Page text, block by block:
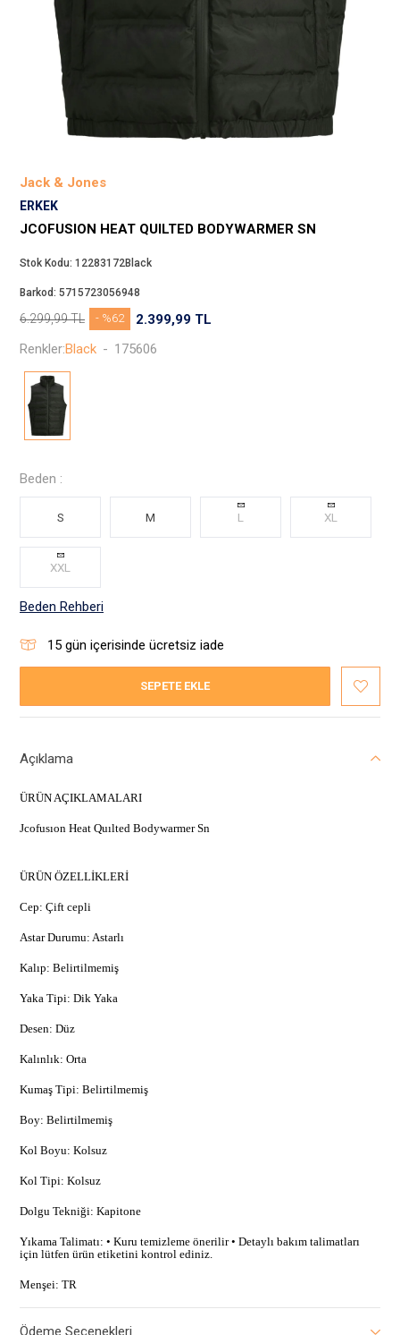
Jack & Jones
ERKEK
JCOFUSION HEAT QUILTED BODYWARMER SN
Stok Kodu: 12283172Black
Barkod: 5715723056948
6.299,99TL 2.399,99 TL
- %62
Beden Rehberi
Beden :
S M L XL
XXL
15 gün içerisinde ücretsiz iade
Renkler:Black - 175606
SEPETE EKLE
Açıklama
ÜRÜN AÇIKLAMALARI
Jcofusıon Heat Quılted Bodywarmer Sn
ÜRÜN ÖZELLİKLERİ
Cep: Çift cepli
Astar Durumu: Astarlı
Kalıp: Belirtilmemiş
Yaka Tipi: Dik Yaka
Desen: Düz
Kalınlık: Orta
Kumaş Tipi: Belirtilmemiş
Boy: Belirtilmemiş
Kol Boyu: Kolsuz
Kol Tipi: Kolsuz
Dolgu Tekniği: Kapitone
Yıkama Talimatı: • Kuru temizleme önerilir • Detaylı bakım talimatları
için lütfen ürün etiketini kontrol ediniz.
Menşei: TR
Ödeme Seçenekleri
Converse
Gap
Lee
Only
Nike
Levi`s